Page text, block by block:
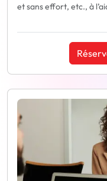
et sans effort, etc., à